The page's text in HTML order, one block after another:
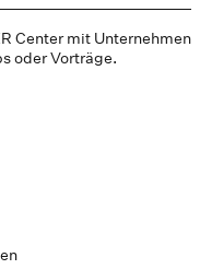
Center mit Unternehmen
oder Vorträge.